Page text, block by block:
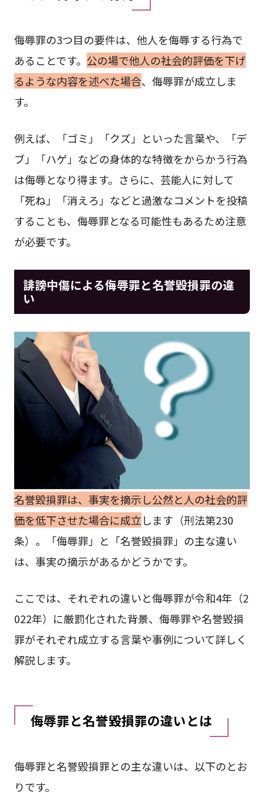
侮辱罪の3つ目の要件は、他人を侮辱する行為で
あることです。 公の場で他人の社会的評価を下げ
るような内容を述べた場合、侮辱罪が成立しま
す。
例えば、「ゴミ」「クズ」といった言葉や、「デ
ブ」「ハゲ」などの身体的な特徴をからかう行為
は侮辱となり得ます。さらに、芸能人に対して
「死ね」「消えろ」などと過激なコメントを投稿
することも、侮辱罪となる可能性もあるため注意
が必要です。
誹謗中傷による侮辱罪と名誉毀損罪の違
い
名誉毀損罪は、事実を摘示し公然と人の社会的評
価を低下させた場合に成立します（刑法第230
条）。「侮辱罪」と「名誉毀損罪」の主な違い
は、事実の摘示があるかどうかです。
ここでは、それぞれの違いと侮辱罪が令和4年（2
022年）に厳罰化された背景、侮辱罪や名誉毀損
罪がそれぞれ成立する言葉や事例について詳しく
解説します。
侮辱罪と名誉毀損罪の違いとは
侮辱罪と名誉毀損罪との主な違いは、以下のとお
りです。